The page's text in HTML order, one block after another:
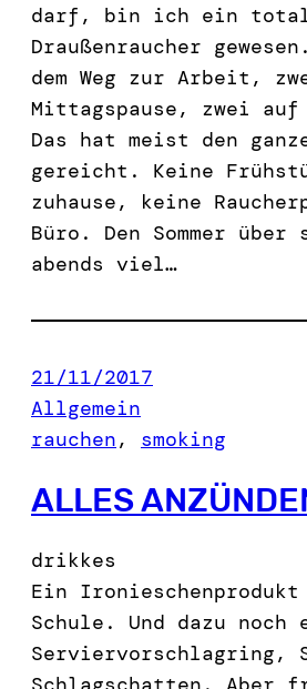
darf, bin ich ein
Draußenraucher
dem Weg zur Arbeit,
Mittagspause, zwei auf
Das hat meist den
gereicht. Keine
zuhause, keine
Büro. Den Sommer über
abends viel…
21/11/2017
Allgemein
rauchen, smoking
ALLES
drikkes
Ein
Schule. Und dazu noch
Serviervorschlagring,